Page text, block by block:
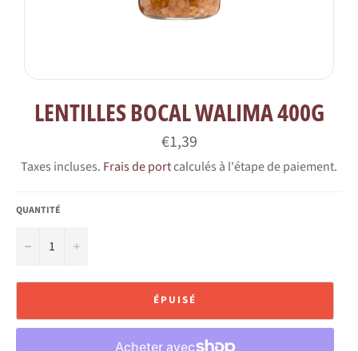
LENTILLES BOCAL WALIMA 400G
Prix
régulier
€1,39
Taxes incluses. Frais de portcalculés à l'étape de paiement.
QUANTITÉ
− +
ÉPUISÉ